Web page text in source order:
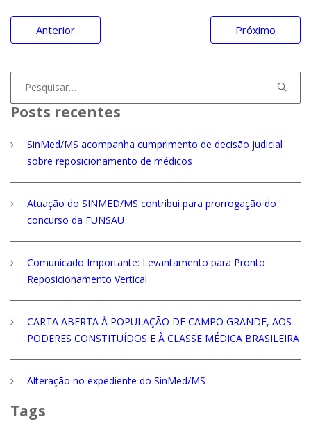
Navegação
de
Anterior Próximo
por:
Posts recentes
SinMed/MS acompanha cumprimento de decisão judicial
sobre reposicionamento de médicos
Atuação do SINMED/MS contribui para prorrogação do
concurso da FUNSAU
Comunicado Importante: Levantamento para Pronto
Reposicionamento Vertical
CARTA ABERTA À POPULAÇÃO DE CAMPO GRANDE, AOS
PODERES CONSTITUÍDOS E À CLASSE MÉDICA BRASILEIRA
Alteração no expediente do SinMed/MS
Tags